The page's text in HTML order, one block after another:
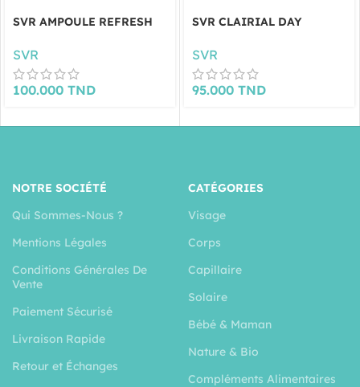
SVR AMPOULE REFRESH
SVR
100.000 TND
SVR CLAIRIAL DAY
SVR
95.000 TND
NOTRE SOCIÉTÉ
Qui Sommes-Nous ?
Mentions Légales
Conditions Générales De
Vente
Paiement Sécurisé
Livraison Rapide
Retour et Échanges
CATÉGORIES
Visage
Corps
Capillaire
Solaire
Bébé & Maman
Nature & Bio
Compléments Alimentaires